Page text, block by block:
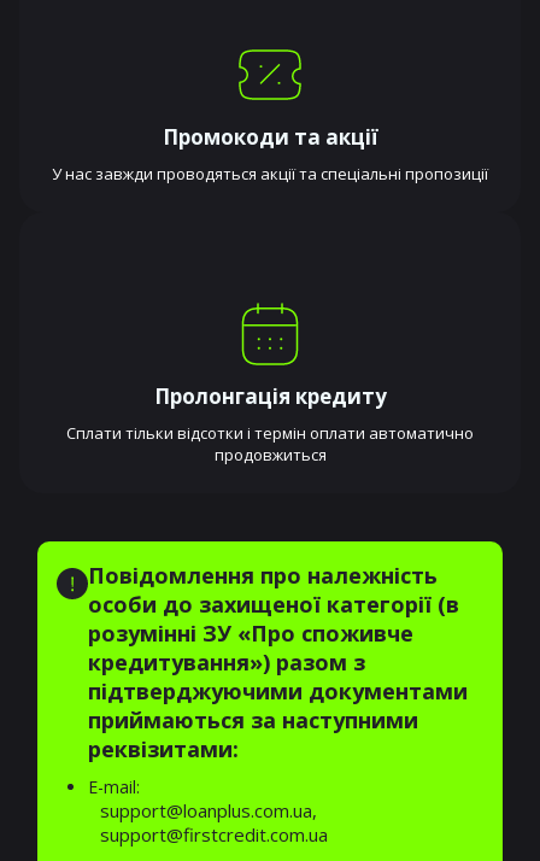
Промокоди та акції
У нас завжди проводяться акції та спеціальні пропозиції
Пролонгація кредиту
Сплати тільки відсотки і термін оплати автоматично
продовжиться
Повідомлення про належність
особи до захищеної категорії (в
розумінні ЗУ «Про споживче
кредитування») разом з
підтверджуючими документами
приймаються за наступними
реквізитами:
E-mail:
support@loanplus.com.ua,
support@firstcredit.com.ua